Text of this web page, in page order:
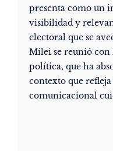
presenta como un
visibilidad y
electoral que se
Milei se reunió con
política, que ha
contexto que
comunicacional